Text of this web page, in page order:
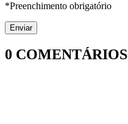
*Preenchimento obrigatório
0 COMENTÁRIOS